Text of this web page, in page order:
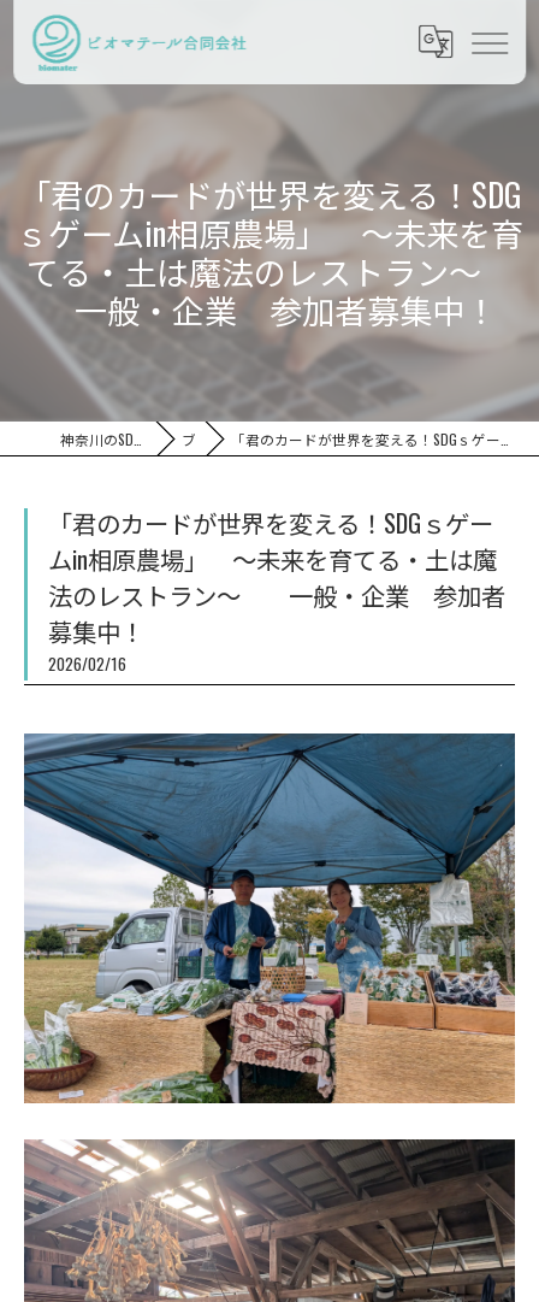
「君のカードが世界を変える！SDG
ｓゲームin相原農場」 ～未来を育
てる・土は魔法のレストラン～
一般・企業 参加者募集中！
ブログ 「君のカードが世界を変える！SDGｓゲームin相原農場」 ～未来を育てる・土は魔法のレストラン～ 一般・企業 参加者募集中！
「君のカードが世界を変える！SDGｓゲー
ムin相原農場」 ～未来を育てる・土は魔
法のレストラン～ 一般・企業 参加者
募集中！
2026/02/16